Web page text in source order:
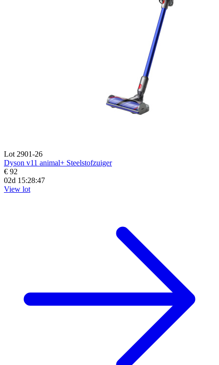
Lot 2901-26
Dyson v11 animal+ Steelstofzuiger
€ 92
02d 15:28:45
View lot